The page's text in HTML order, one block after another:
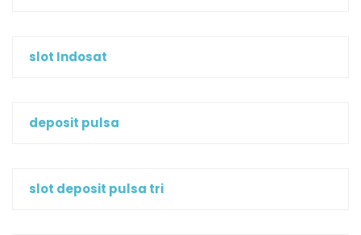
slot Indosat
deposit pulsa
slot deposit pulsa tri